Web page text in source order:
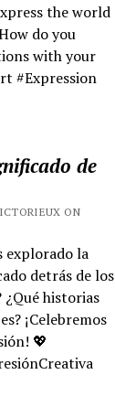
the world
do you
with your
#Expression
de
ON
explorado la
detrás de los
¿Qué historias
¡Celebremos
💖